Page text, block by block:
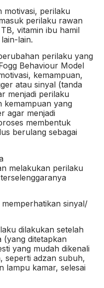
motivasi, perilaku
perilaku rawan
vitamin ibu hamil
lain.
perilaku yang
Behaviour Model
kemampuan,
atau sinyal (tanda
menjadi perilaku
kemampuan yang
agar menjadi
membentuk
berulang sebagai
melakukan perilaku
sinyal/
dilakukan setelah
(yang ditetapkan
yang mudah dikenali
seperti adzan subuh,
lampu kamar, selesai